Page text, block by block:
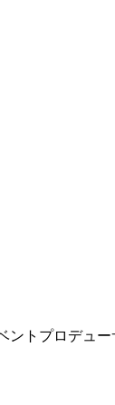
トプロデュ